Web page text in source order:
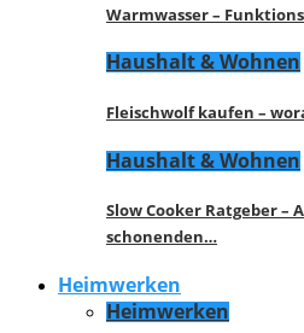
Warmwasser –
Haushalt & Wohnen
Fleischwolf kaufen –
Haushalt & Wohnen
Slow Cooker Ratgeber –
schonenden…
Heimwerken
Heimwerken